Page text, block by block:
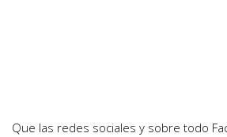
Que las redes sociales y sobre todo